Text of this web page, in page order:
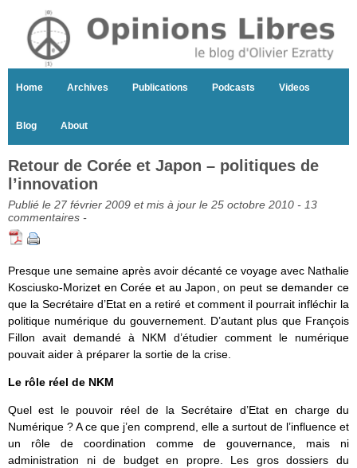
Home Archives Publications Podcasts Videos
Blog About
Retour de Corée et Japon – politiques de
l’innovation
Publié le 27 février 2009 et mis à jour le 25 octobre 2010 - 13
commentaires -
Presque une semaine après avoir décanté ce voyage avec Nathalie
Kosciusko-Morizet en Corée et au Japon, on peut se demander ce
que la Secrétaire d’Etat en a retiré et comment il pourrait infléchir la
politique numérique du gouvernement. D’autant plus que François
Fillon avait demandé à NKM d’étudier comment le numérique
pouvait aider à préparer la sortie de la crise.
Le rôle réel de NKM
Quel est le pouvoir réel de la Secrétaire d’Etat en charge du
Numérique ? A ce que j’en comprend, elle a surtout de l’influence et
un rôle de coordination comme de gouvernance, mais ni
administration ni de budget en propre. Les gros dossiers du